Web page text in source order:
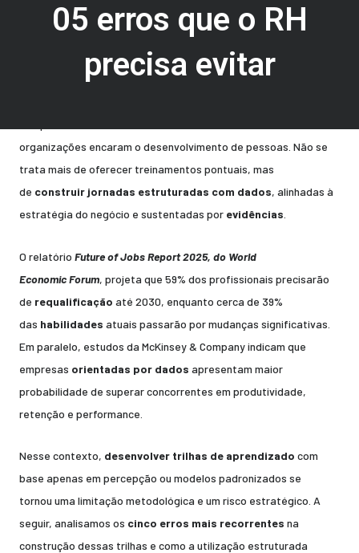
05 erros que o RH
precisa evitar
A pressão por resultados mais consistentes, somada à
organizações encaram o desenvolvimento de pessoas. Não se
trata mais de oferecer treinamentos pontuais, mas
de construir jornadas estruturadas com dados, alinhadas à
estratégia do negócio e sustentadas por evidências
O relatório Future of Jobs Report 2025, do World
Economic Forum, projeta que 59% dos profissionais precisarão
de requalificação até 2030, enquanto cerca de 39%
das habilidades atuais passarão por mudanças significativas.
Em paralelo, estudos da McKinsey & Company indicam que
empresas orientadas por dados apresentam maior
probabilidade de superar concorrentes em produtividade,
retenção e performance.
Nesse contexto, desenvolver trilhas de aprendizado com
base apenas em percepção ou modelos padronizados se
tornou uma limitação metodológica e um risco estratégico. A
seguir, analisamos os cinco erros mais recorrentes na
construção dessas trilhas e como a utilização estruturada